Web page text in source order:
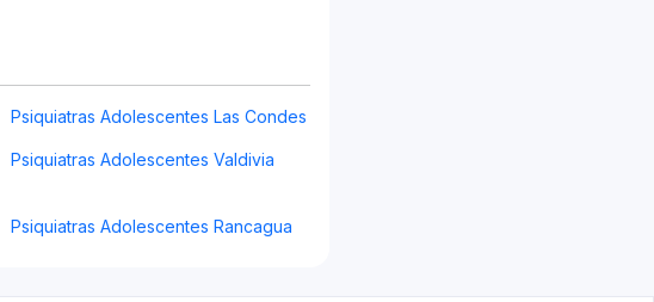
Psiquiatras Adolescentes Las Condes
Psiquiatras Adolescentes Valdivia
Psiquiatras Adolescentes Rancagua